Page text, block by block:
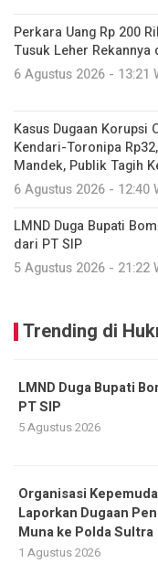
Perkara Uang Rp 200
Tusuk Leher Rekannya
6 Agustus 2026 - 13:21
Kasus Dugaan Korupsi
Kendari-Toronipa
Mandek, Publik Tagih
6 Agustus 2026 - 12:40
LMND Duga Bupati
dari PT SIP
5 Agustus 2026 - 21:22
Trending di
LMND Duga Bupati
PT SIP
5 Agustus 2026
Organisasi
Laporkan Dugaan
Muna ke Polda Sultra
1 Agustus 2026